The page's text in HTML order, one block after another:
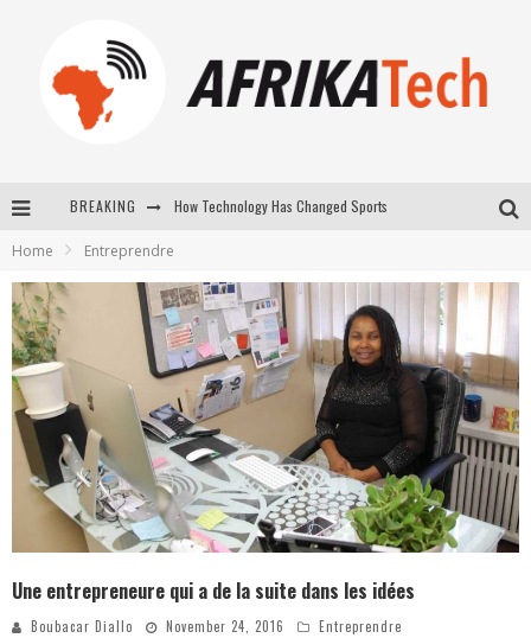
BREAKING
Home Entreprendre
Une entrepreneure qui a de la suite dans les idées
Boubacar Diallo November 24, 2016 Entreprendre